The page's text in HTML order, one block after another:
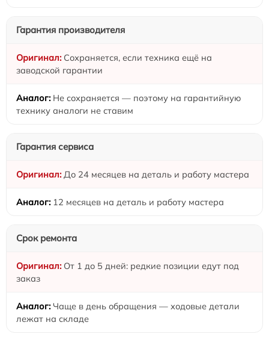
Гарантия производителя
Сохраняется, если техника ещё на
заводской гарантии
Не сохраняется — поэтому на гарантийную
технику аналоги не ставим
Гарантия сервиса
До 24 месяцев на деталь и работу мастера
12 месяцев на деталь и работу мастера
Срок ремонта
От 1 до 5 дней: редкие позиции едут под
заказ
Чаще в день обращения — ходовые детали
лежат на складе